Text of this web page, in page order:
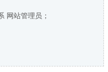
网站管理员；